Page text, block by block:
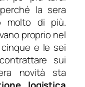
la sera
molto di più.
proprio nel
e le sei
sui
novità sta